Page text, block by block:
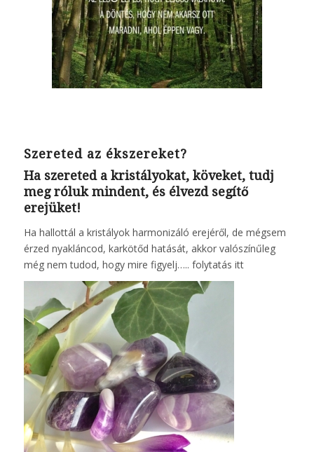
Szereted az ékszereket?
Ha szereted a kristályokat, köveket, tudj
meg róluk mindent, és élvezd segítő
erejüket!
Ha hallottál a kristályok harmonizáló erejéről, de mégsem
érzed nyakláncod, karkötőd hatását, akkor valószínűleg
még nem tudod, hogy mire figyelj….. folytatás itt